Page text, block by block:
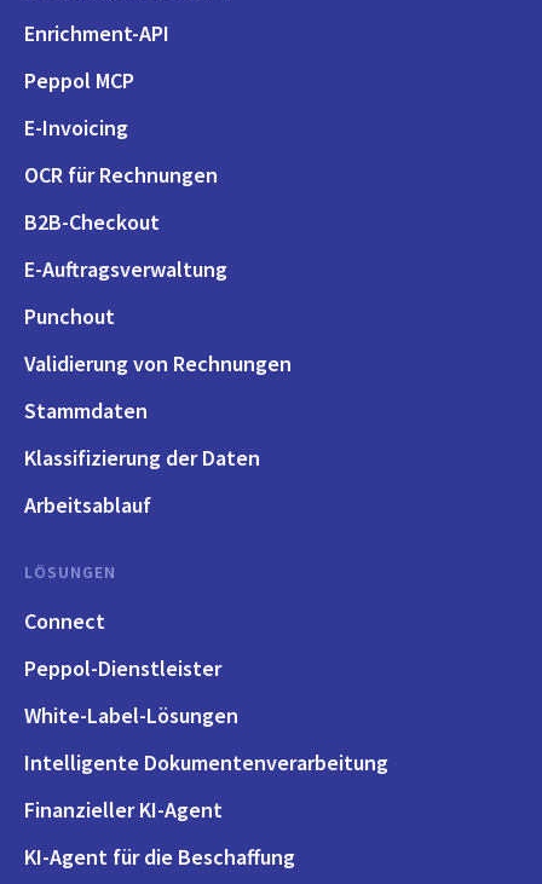
Enrichment-API
Peppol MCP
E-Invoicing
OCR für Rechnungen
B2B-Checkout
E-Auftragsverwaltung
Punchout
Validierung von Rechnungen
Stammdaten
Klassifizierung der Daten
Arbeitsablauf
LÖSUNGEN
Connect
Peppol-Dienstleister
White-Label-Lösungen
Intelligente Dokumentenverarbeitung
Finanzieller KI-Agent
KI-Agent für die Beschaffung